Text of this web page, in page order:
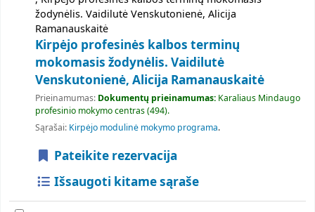
žodynėlis. Vaidilutė Venskutonienė, Alicija
Ramanauskaitė
Kirpėjo profesinės kalbos terminų
mokomasis žodynėlis. Vaidilutė
Venskutonienė, Alicija Ramanauskaitė
Prieinamumas: Dokumentų prieinamumas: Karaliaus Mindaugo
profesinio mokymo centras(494).
Sąrašai: Kirpėjo modulinė mokymo programa.
Pateikite rezervacija
Išsaugoti kitame sąraše